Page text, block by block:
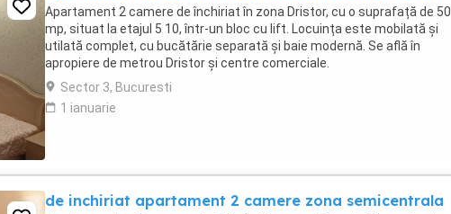
Apartament 2 camere de închiriat în zona Dristor, cu o suprafață de 50
mp, situat la etajul 5 10, într-un bloc cu lift. Locuința este mobilată și
utilată complet, cu bucătărie separată și baie modernă. Se află în
apropiere de metrou Dristor și centre comerciale.
Sector 3, Bucuresti
1 ianuarie
de inchiriat apartament 2 camere zona semicentrala